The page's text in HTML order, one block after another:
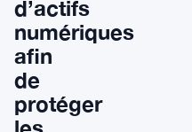
d’actifs
numériques
afin
de
protéger